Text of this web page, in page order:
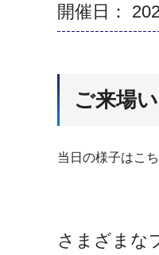
開催日：
ご来場
当日の様子はこ
さまざまな